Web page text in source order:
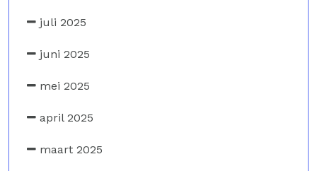
juli 2025
juni 2025
mei 2025
april 2025
maart 2025